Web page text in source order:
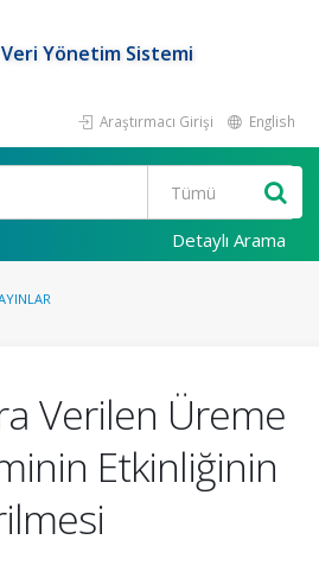
Yönetim Sistemi
Araştırmacı Girişi English
Detaylı Arama
Verilen Üreme
Etkinliğinin